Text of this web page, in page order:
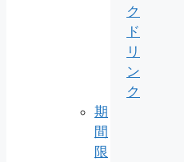
ク
ド
リ
ン
ク
期
間
限